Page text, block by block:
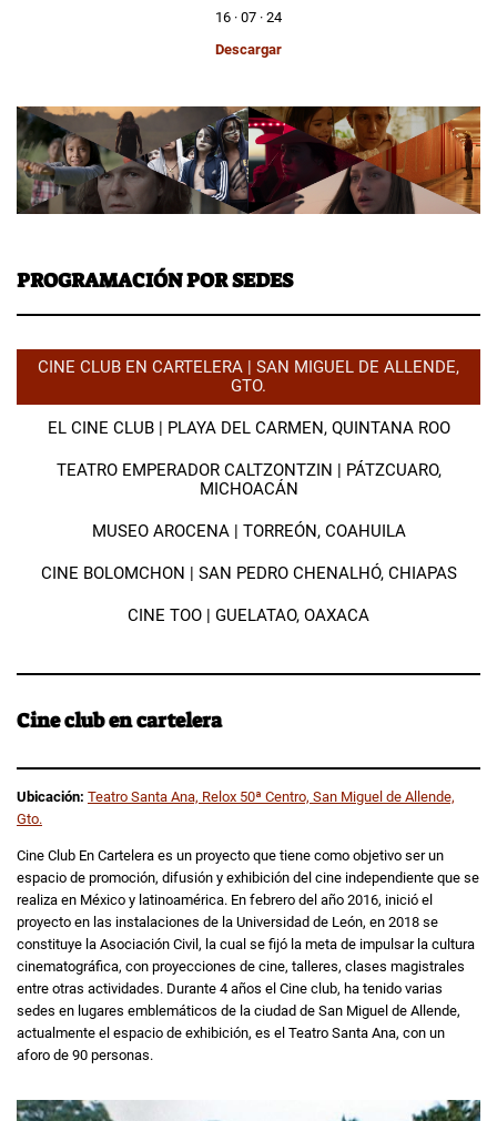
16 · 07 · 24
Descargar
PROGRAMACIÓN POR SEDES
CINE CLUB EN CARTELERA | SAN MIGUEL DE ALLENDE,
GTO.
EL CINE CLUB | PLAYA DEL CARMEN, QUINTANA ROO
TEATRO EMPERADOR CALTZONTZIN | PÁTZCUARO,
MICHOACÁN
MUSEO AROCENA | TORREÓN, COAHUILA
CINE BOLOMCHON | SAN PEDRO CHENALHÓ, CHIAPAS
CINE TOO | GUELATAO, OAXACA
Cine club en cartelera
Ubicación: Teatro Santa Ana, Relox 50ª Centro, San Miguel de Allende,
Gto.
Cine Club En Cartelera es un proyecto que tiene como objetivo ser un
espacio de promoción, difusión y exhibición del cine independiente que se
realiza en México y latinoamérica. En febrero del año 2016, inició el
proyecto en las instalaciones de la Universidad de León, en 2018 se
constituye la Asociación Civil, la cual se fijó la meta de impulsar la cultura
cinematográfica, con proyecciones de cine, talleres, clases magistrales
entre otras actividades. Durante 4 años el Cine club, ha tenido varias
sedes en lugares emblemáticos de la ciudad de San Miguel de Allende,
actualmente el espacio de exhibición, es el Teatro Santa Ana, con un
aforo de 90 personas.